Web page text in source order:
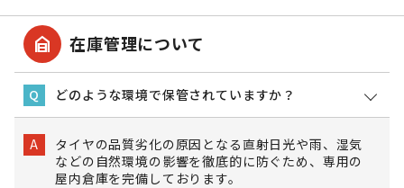
garage_home 在庫管理について
Q どのような環境で保管されていますか？
A
タイヤの品質劣化の原因となる直射日光や雨、湿気
などの自然環境の影響を徹底的に防ぐため、専用の
屋内倉庫を完備しております。